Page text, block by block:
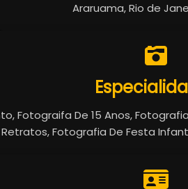
Araruama, Rio de
Fotograifa De 15 Anos,
Retratos, Fotografia De Festa